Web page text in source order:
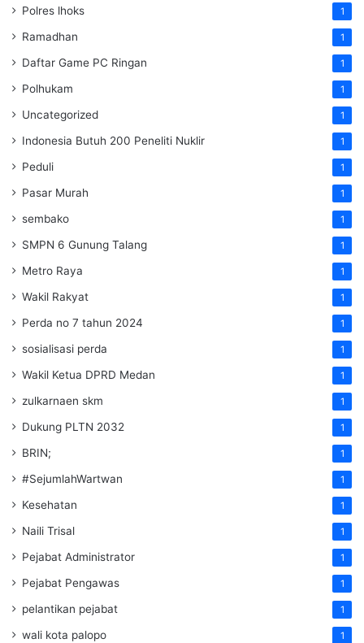
Polres lhoks 1
Ramadhan 1
Daftar Game PC Ringan 1
Polhukam 1
Uncategorized 1
Indonesia Butuh 200 Peneliti Nuklir 1
Peduli 1
Pasar Murah 1
sembako 1
SMPN 6 Gunung Talang 1
Metro Raya 1
Wakil Rakyat 1
Perda no 7 tahun 2024 1
sosialisasi perda 1
Wakil Ketua DPRD Medan 1
zulkarnaen skm 1
Dukung PLTN 2032 1
BRIN; 1
#SejumlahWartwan 1
Kesehatan 1
Naili Trisal 1
Pejabat Administrator 1
Pejabat Pengawas 1
pelantikan pejabat 1
wali kota palopo 1